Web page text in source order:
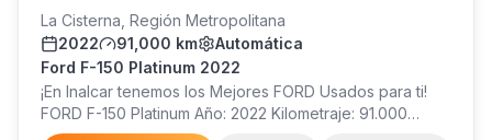
La Cisterna, Región Metropolitana
2022
91,000 km
Automática
Ford F-150 Platinum 2022
¡En Inalcar tenemos los Mejores FORD Usados para ti!
FORD F-150 Platinum Año: 2022 Kilometraje: 91.000
Precio: $42.990.000 ¡Visítanos!